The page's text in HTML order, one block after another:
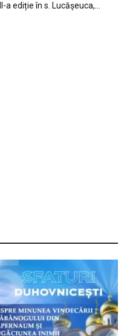
II-a ediție în s. Lucășeuca,...